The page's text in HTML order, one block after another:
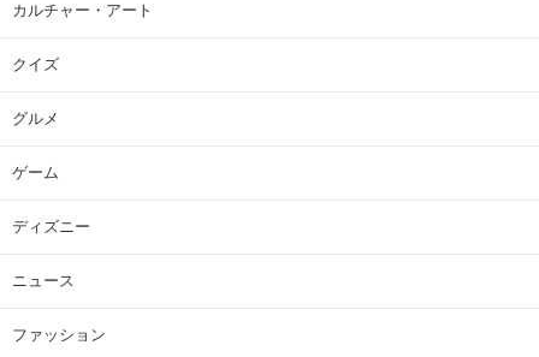
カルチャー・アート
クイズ
グルメ
ゲーム
ディズニー
ニュース
ファッション